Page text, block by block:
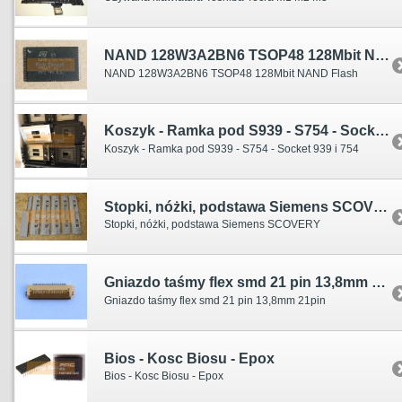
NAND 128W3A2BN6 TSOP48 128Mbit NAND Flash
NAND 128W3A2BN6 TSOP48 128Mbit NAND Flash
Koszyk - Ramka pod S939 - S754 - Socket 939 i 754
Koszyk - Ramka pod S939 - S754 - Socket 939 i 754
Stopki, nóżki, podstawa Siemens SCOVERY
Stopki, nóżki, podstawa Siemens SCOVERY
Gniazdo taśmy flex smd 21 pin 13,8mm 21pin
Gniazdo taśmy flex smd 21 pin 13,8mm 21pin
Bios - Kosc Biosu - Epox
Bios - Kosc Biosu - Epox